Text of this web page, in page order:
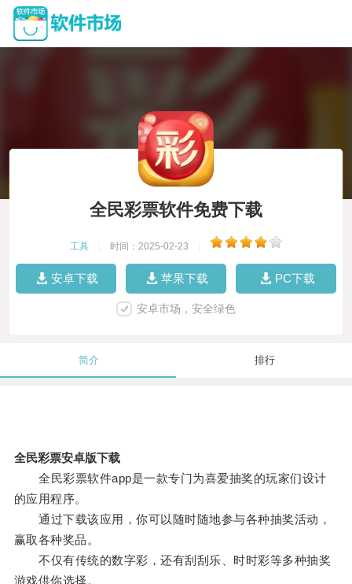
全民彩票软件免费下载
工具 时间：2025-02-23
安卓下载 苹果下载 PC下载
安卓市场，安全绿色
简介 排行
全民彩票安卓版下载
全民彩票软件app是一款专门为喜爱抽奖的玩家们设计
的应用程序。
通过下载该应用，你可以随时随地参与各种抽奖活动，
赢取各种奖品。
不仅有传统的数字彩，还有刮刮乐、时时彩等多种抽奖
游戏供你选择。